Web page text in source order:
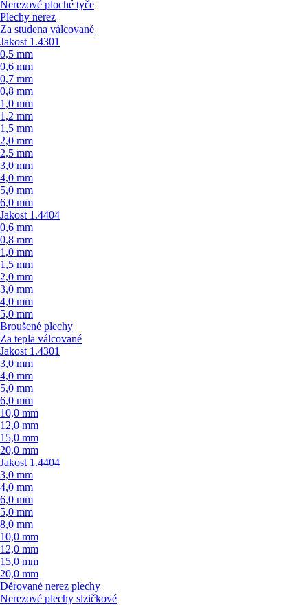
Nerezové ploché tyče
Plechy nerez
Za studena válcované
Jakost 1.4301
0,5 mm
0,6 mm
0,7 mm
0,8 mm
1,0 mm
1,2 mm
1,5 mm
2,0 mm
2,5 mm
3,0 mm
4,0 mm
5,0 mm
6,0 mm
Jakost 1.4404
0,6 mm
0,8 mm
1,0 mm
1,5 mm
2,0 mm
3,0 mm
4,0 mm
5,0 mm
Broušené plechy
Za tepla válcované
Jakost 1.4301
3,0 mm
4,0 mm
5,0 mm
6,0 mm
10,0 mm
12,0 mm
15,0 mm
20,0 mm
Jakost 1.4404
3,0 mm
4,0 mm
6,0 mm
5,0 mm
8,0 mm
10,0 mm
12,0 mm
15,0 mm
20,0 mm
Děrované nerez plechy
Nerezové plechy slzičkové